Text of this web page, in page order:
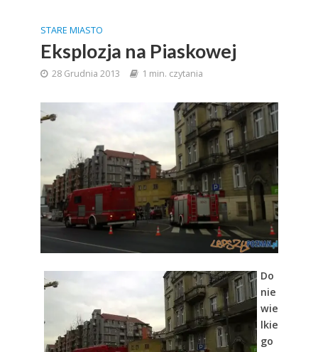
STARE MIASTO
Eksplozja na Piaskowej
28 Grudnia 2013 1 min. czytania
Do
nie
wie
lkie
go